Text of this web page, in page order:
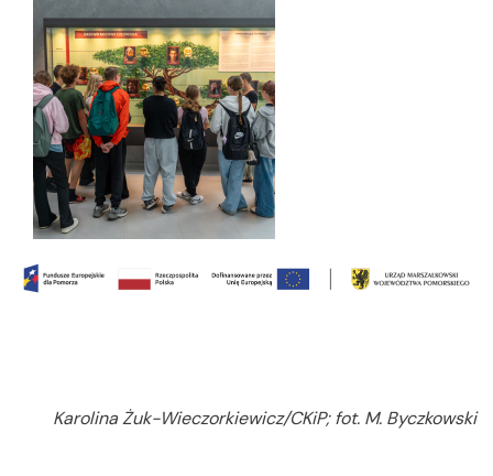
Karolina Żuk-Wieczorkiewicz/CKiP; fot. M. Byczkowski